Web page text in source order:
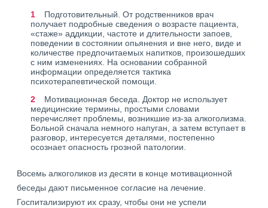
Подготовительный. От родственников врач
получает подробные сведения о возрасте пациента,
«стаже» аддикции, частоте и длительности запоев,
поведении в состоянии опьянения и вне него, виде и
количестве предпочитаемых напитков, произошедших
с ним изменениях. На основании собранной
информации определяется тактика
психотерапевтической помощи.
Мотивационная беседа. Доктор не использует
медицинские термины, простыми словами
перечисляет проблемы, возникшие из-за алкоголизма.
Больной сначала немного напуган, а затем вступает в
разговор, интересуется деталями, постепенно
осознает опасность грозной патологии.
Восемь алкоголиков из десяти в конце мотивационной
беседы дают письменное согласие на лечение.
Госпитализируют их сразу, чтобы они не успели